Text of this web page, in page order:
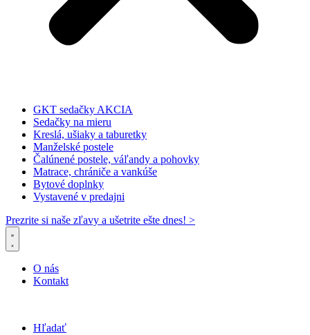
GKT sedačky AKCIA
Sedačky na mieru
Kreslá, ušiaky a taburetky
Manželské postele
Čalúnené postele, váľandy a pohovky
Matrace, chrániče a vankúše
Bytové doplnky
Vystavené v predajni
Prezrite si naše zľavy a ušetrite ešte dnes! >​
O nás
Kontakt
Hľadať